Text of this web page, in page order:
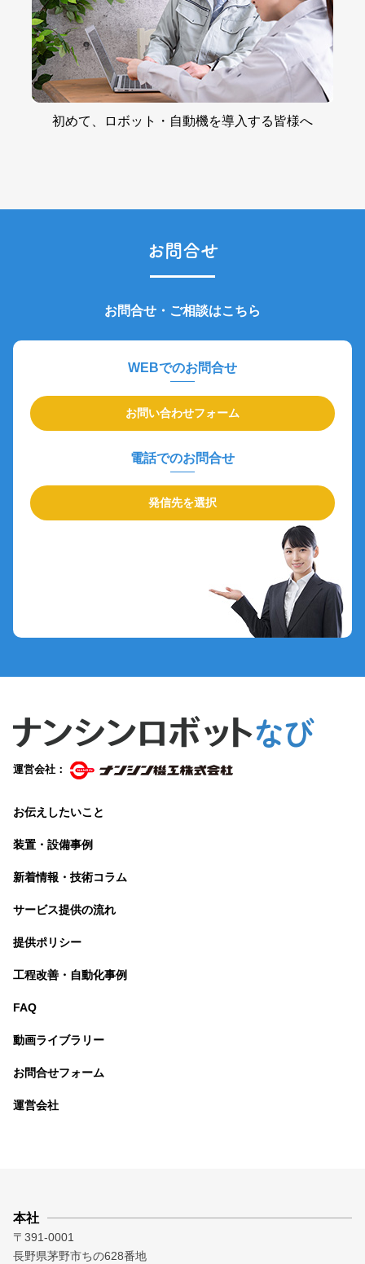
初めて、 ロボット・自動機を導入する皆様へ
お問合せ
お問合せ・ご相談はこちら
WEBでのお問合せ
お問い合わせフォーム
電話でのお問合せ
発信先を選択
運営会社：
お伝えしたいこと
装置・設備事例
新着情報・技術コラム
サービス提供の流れ
提供ポリシー
工程改善・自動化事例
FAQ
動画ライブラリー
お問合せフォーム
運営会社
本社
〒391-0001
長野県茅野市ちの628番地